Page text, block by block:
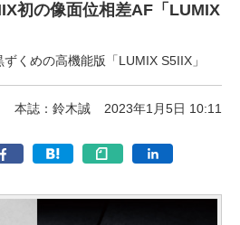
初の像面位相差AF「LUMIX
くめの高機能版「LUMIX S5IIX」
本誌：鈴木誠 2023年1月5日 10:11